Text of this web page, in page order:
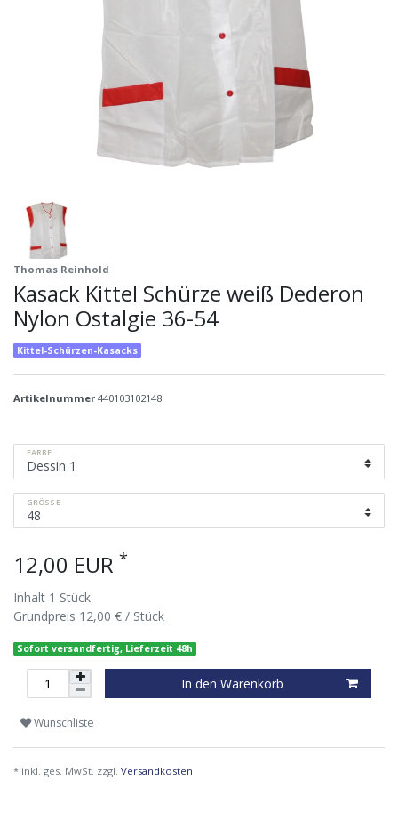
Thomas Reinhold
Kasack Kittel Schürze weiß Dederon
Nylon Ostalgie 36-54
Kittel-Schürzen-Kasacks
Artikelnummer 440103102148
FARBE
GRÖSSE
12,00 EUR *
Inhalt 1 Stück
Grundpreis 12,00 € / Stück
Sofort versandfertig, Lieferzeit 48h
In den Warenkorb
Wunschliste
* inkl. ges. MwSt. zzgl. Versandkosten